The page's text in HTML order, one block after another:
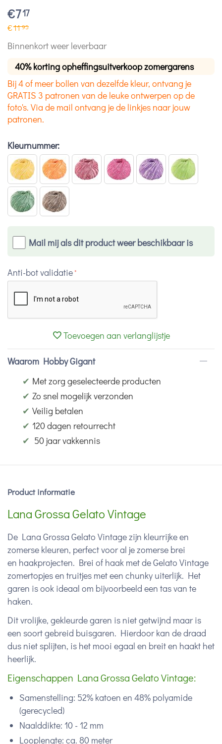
€717
€1195
Binnenkort weer leverbaar
40% korting opheffingsuitverkoop zomergarens
Bij 4 of meer bollen van dezelfde kleur, ontvang je
GRATIS 3 patronen van de leuke ontwerpen op de
foto's. Via de mail ontvang je de linkjes naar jouw
patronen.
Kleurnummer:
Mail mij als dit product weer beschikbaar is
Anti-bot validatie
Toevoegen aan verlanglijstje
Waarom Hobby Gigant
✔ Met zorg geselecteerde producten
✔ Zo snel mogelijk verzonden
✔ Veilig betalen
✔ 120 dagen retourrecht
✔ 50 jaar vakkennis
Product informatie
Lana Grossa Gelato Vintage
De Lana Grossa Gelato Vintage zijn kleurrijke en
zomerse kleuren, perfect voor al je zomerse brei
en haakprojecten. Brei of haak met de Gelato Vintage
zomertopjes en truitjes met een chunky uiterlijk. Het
garen is ook ideaal om bijvoorbeeld een tas van te
haken.
Dit vrolijke, gekleurde garen is niet getwijnd maar is
een soort gebreid buisgaren. Hierdoor kan de draad
dus niet splijten, is het mooi egaal en breit en haakt het
heerlijk.
Eigenschappen Lana Grossa Gelato Vintage:
Samenstelling: 52% katoen en 48% polyamide
(gerecycled)
Naalddikte: 10 - 12 mm
Looplengte: ca. 80 meter